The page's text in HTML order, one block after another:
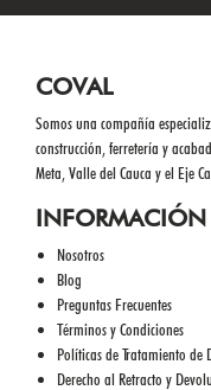
COVAL
Somos una compañía
construcción, ferretería y
Meta, Valle del Cauca y el Eje
INFORMACIÓN
Nosotros
Blog
Preguntas Frecuentes
Términos y Condiciones
Políticas de Tratamiento de
Derecho al Retracto y